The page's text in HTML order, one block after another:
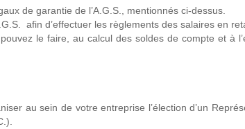
de garantie de l’A.G.S., mentionnés ci-dessus.
afin d’effectuer les règlements des salaires en
le faire, au calcul des soldes de compte et à
au sein de votre entreprise l’élection d’un